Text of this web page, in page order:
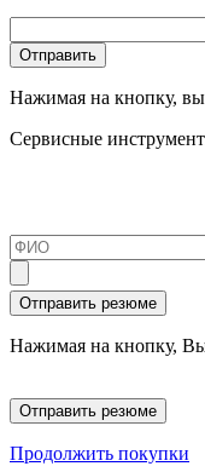
Отправить
Нажимая на кнопку, вы
Сервисные
Отправить резюме
Нажимая на кнопку, Вы
Отправить резюме
Продолжить покупки